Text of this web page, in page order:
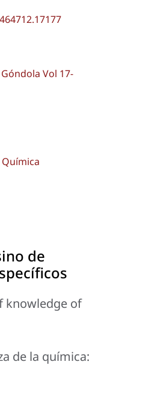
Vol 17-
de
knowledge of
de la química: